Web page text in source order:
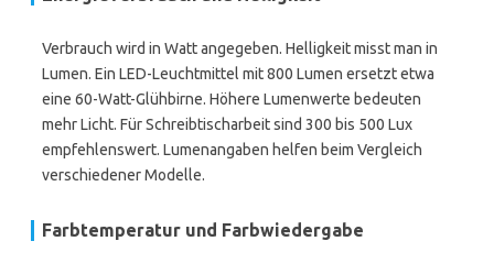
Verbrauch wird in Watt angegeben. Helligkeit misst man in
Lumen. Ein LED-Leuchtmittel mit 800 Lumen ersetzt etwa
eine 60-Watt-Glühbirne. Höhere Lumenwerte bedeuten
mehr Licht. Für Schreibtischarbeit sind 300 bis 500 Lux
empfehlenswert. Lumenangaben helfen beim Vergleich
verschiedener Modelle.
Farbtemperatur und Farbwiedergabe